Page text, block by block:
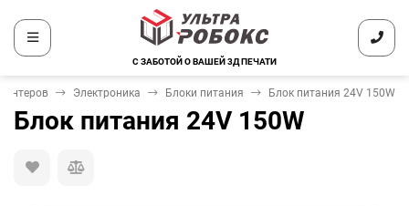
С ЗАБОТОЙ О ВАШЕЙ 3Д ПЕЧАТИ
Электроника Блоки питания Блок питания 24V 150W
Блок питания 24V 150W